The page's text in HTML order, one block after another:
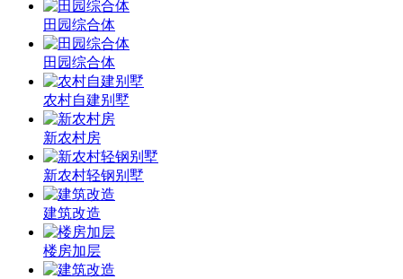
田园综合体
田园综合体
农村自建别墅
新农村房
新农村轻钢别墅
建筑改造
楼房加层